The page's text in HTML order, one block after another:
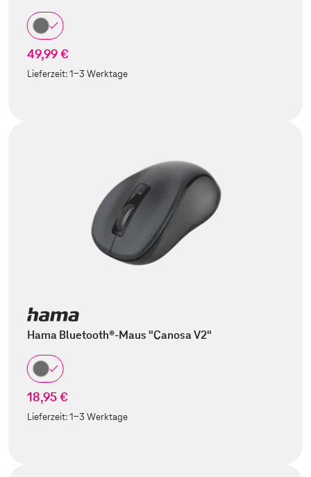
49,99 €
Lieferzeit:1-3 Werktage
Hama Bluetooth®-Maus "Canosa V2"
18,95 €
Lieferzeit:1-3 Werktage